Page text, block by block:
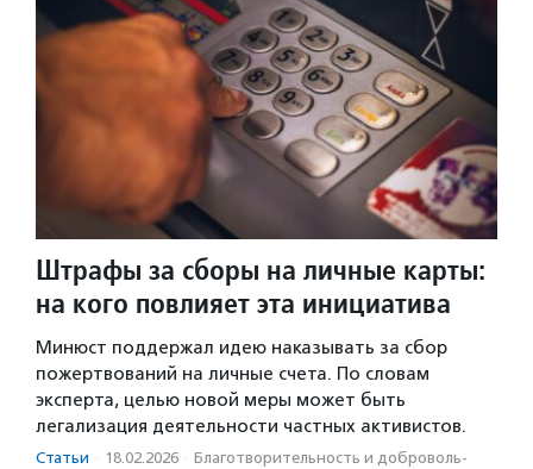
Штрафы за сборы на личные карты:
на кого повлияет эта инициатива
Минюст поддержал идею наказывать за сбор
пожертвований на личные счета. По словам
эксперта, целью новой меры может быть
легализация деятельности частных активистов.
Статьи · 18.02.2026 · Благотвори­тель­ность и доброволь­